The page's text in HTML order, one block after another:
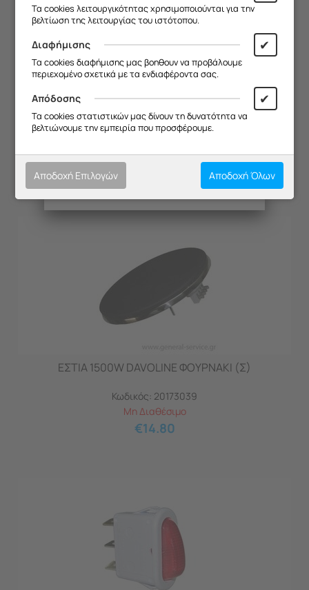
ΕΣΤΙΑ 450W DAVOLINE ΦΟΥΡΝΑΚΙ
Κωδικός: 20173037
ΕΣΤΙΑ 1500W DAVOLINE ΦΟΥΡΝΑΚΙ (Σ)
Κωδικός: 20173039
Μη Διαθέσιμο
€14.80
Τα cookies λειτουργικότητας χρησιμοποιούνται για την
βελτίωση της λειτουργίας του ιστότοπου.
Διαφήμισης ✔
Τα cookies διαφήμισης μας βοηθουν να προβάλουμε
περιεχομένο σχετικά με τα ενδιαφέροντα σας.
Απόδοσης ✔
Τα cookies στατιστικών μας δίνουν τη δυνατότητα να
βελτιώνουμε την εμπειρία που προσφέρουμε.
Αποδοχή Επιλογών Αποδοχή Όλων
Σας ευχαριστούμε για την
κατανόηση και σας ευχόμαστε καλό
καλοκαίρι!
Θα θέλαμε να σας ενημερώσουμε ότι
η επιχείρησή μας θα παραμείνει
κλειστή από13/08 έως και 18/08
Θα είμαστε ξανά κοντά σας από
19/08.
κατανόηση και σας ευχόμαστε καλό